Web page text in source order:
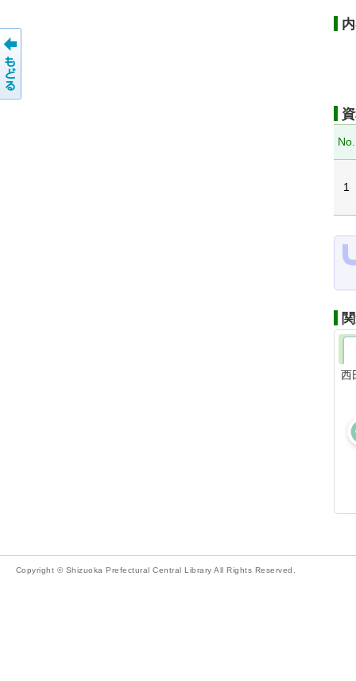
No.
1
西
Copyright © Shizuoka Prefectural Central Library All Rights Reserved.